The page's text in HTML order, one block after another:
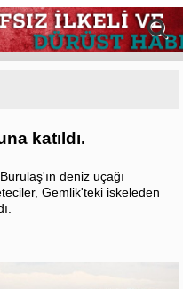
katıldı.
deniz uçağı
Gemlik'teki iskeleden